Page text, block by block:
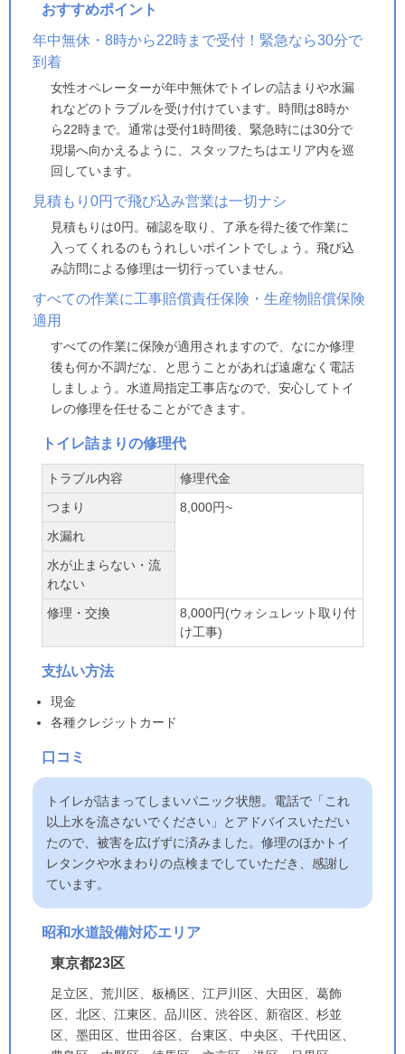
おすすめポイント
年中無休・8時から22時まで受付！緊急なら30分で
到着
女性オペレーターが年中無休でトイレの詰まりや水漏
れなどのトラブルを受け付けています。時間は8時か
ら22時まで。通常は受付1時間後、緊急時には30分で
現場へ向かえるように、スタッフたちはエリア内を巡
回しています。
見積もり0円で飛び込み営業は一切ナシ
見積もりは0円。確認を取り、了承を得た後で作業に
入ってくれるのもうれしいポイントでしょう。飛び込
み訪問による修理は一切行っていません。
すべての作業に工事賠償責任保険・生産物賠償保険
適用
すべての作業に保険が適用されますので、なにか修理
後も何か不調だな、と思うことがあれば遠慮なく電話
しましょう。水道局指定工事店なので、安心してトイ
レの修理を任せることができます。
トイレ詰まりの修理代
トラブル内容
修理代金
つまり
8,000円~
水漏れ
水が止まらない・流
れない
修理・交換
8,000円(ウォシュレット取り付
け工事)
支払い方法
現金
各種クレジットカード
口コミ
トイレが詰まってしまいパニック状態。電話で「これ
以上水を流さないでください」とアドバイスいただい
たので、被害を広げずに済みました。修理のほかトイ
レタンクや水まわりの点検までしていただき、感謝し
ています。
昭和水道設備対応エリア
東京都23区
足立区、荒川区、板橋区、江戸川区、大田区、葛飾
区、北区、江東区、品川区、渋谷区、新宿区、杉並
区、墨田区、世田谷区、台東区、中央区、千代田区、